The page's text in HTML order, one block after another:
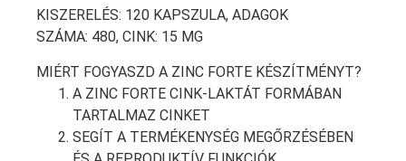
KISZERELÉS: 120 KAPSZULA, ADAGOK
SZÁMA: 480, CINK: 15 MG
MIÉRT FOGYASZD A ZINC FORTE KÉSZÍTMÉNYT?
A ZINC FORTE CINK-LAKTÁT FORMÁBAN
TARTALMAZ CINKET
SEGÍT A TERMÉKENYSÉG MEGŐRZÉSÉBEN